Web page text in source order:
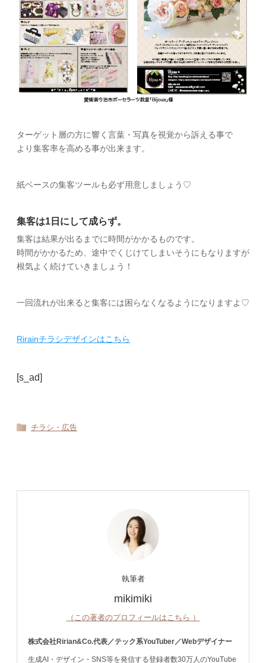
ターゲット層の方に響く言葉・写真を視覚から訴える事で
より集客率を高める事が出来ます。
紙ベースの集客ツールも必ず用意しましょう♡
集客は1日にして成らず。
集客は結果が出るまでに時間がかかるものです。
時間がかかるため、途中でくじけてしまいそうにもなりますが
根気よく続けていきましょう！
一回流れが出来ると集客には困らなくなるようになりますよ♡
Rirainチラシデザインはこちら
[s_ad]
チラシ・広告
執筆者
mikimiki
（この著者のプロフィールはこちら ）
株式会社Ririan&Co.代表／テック系YouTuber／Webデザイナー
生成AI・デザイン・SNS等を発信する登録者数30万人のYouTube